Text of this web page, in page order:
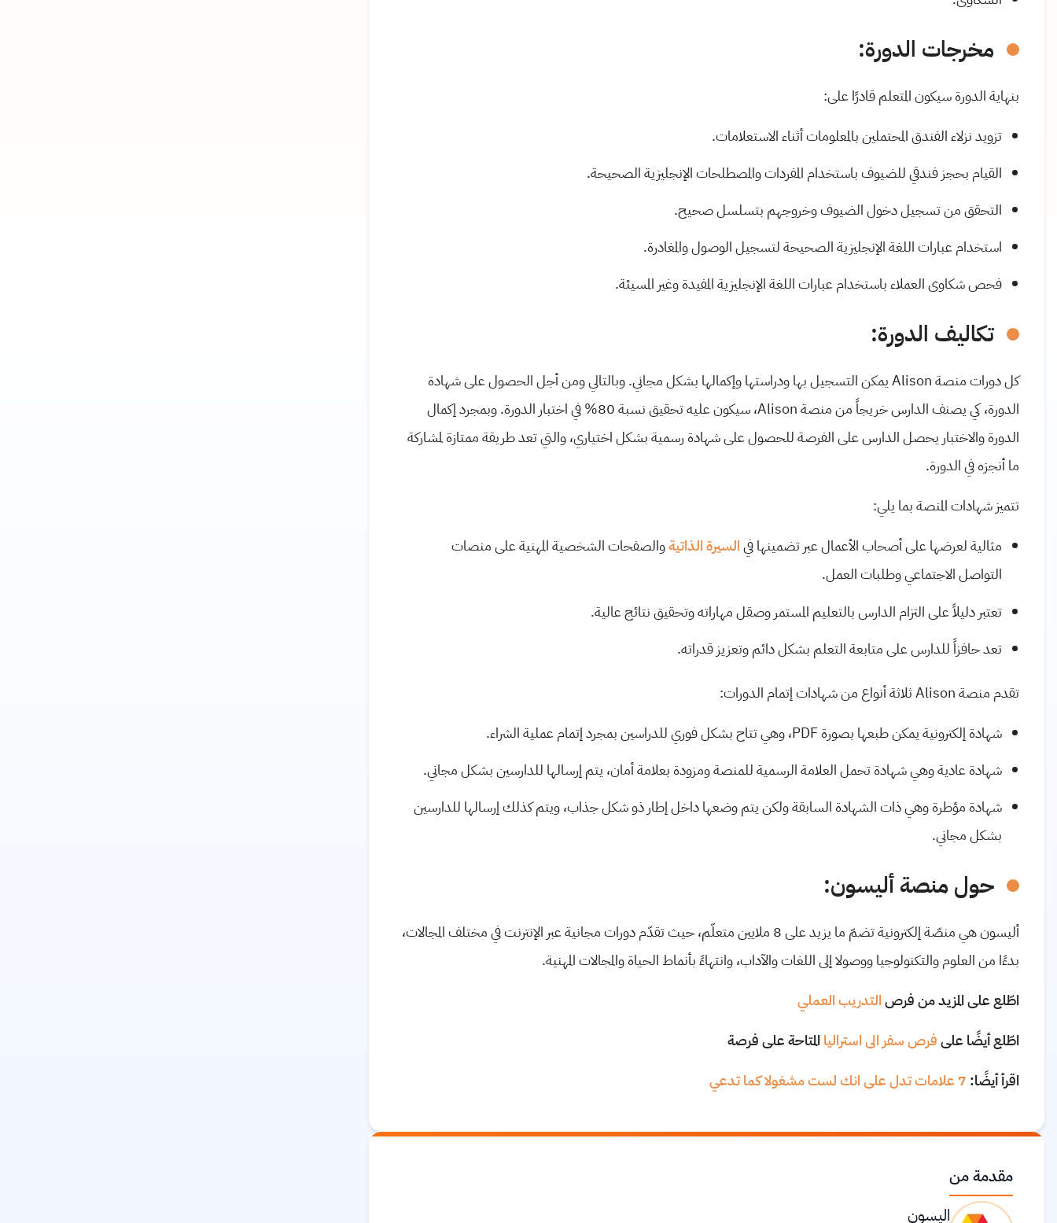
مخرجات الدورة:
بنهاية الدورة سيكون المتعلم قادرًا على:
تزويد نزلاء الفندق المحتملين بالمعلومات أثناء الاستعلامات.
القيام بحجز فندقي للضيوف باستخدام المفردات والمصطلحات الإنجليزية الصحيحة.
التحقق من تسجيل دخول الضيوف وخروجهم بتسلسل صحيح.
استخدام عبارات اللغة الإنجليزية الصحيحة لتسجيل الوصول والمغادرة.
فحص شكاوى العملاء باستخدام عبارات اللغة الإنجليزية المفيدة وغير المسيئة.
تكاليف الدورة:
كل دورات منصة Alison يمكن التسجيل بها ودراستها وإكمالها بشكل مجاني. وبالتالي ومن أجل الحصول على شهادة
الدورة، كي يصنف الدارس خريجاً من منصة Alison، سيكون عليه تحقيق نسبة 80% في اختبار الدورة. وبمجرد إكمال
الدورة والاختبار يحصل الدارس على الفرصة للحصول على شهادة رسمية بشكل اختياري، والتي تعد طريقة ممتازة لمشاركة
ما أنجزه في الدورة.
تتميز شهادات المنصة بما يلي:
مثالية لعرضها على أصحاب الأعمال عبر تضمينها فيالسيرة الذاتيةوالصفحات الشخصية المهنية على منصات
التواصل الاجتماعي وطلبات العمل.
تعتبر دليلاً على التزام الدارس بالتعليم المستمر وصقل مهاراته وتحقيق نتائج عالية.
تعد حافزاً للدارس على متابعة التعلم بشكل دائم وتعزيز قدراته.
تقدم منصة Alison ثلاثة أنواع من شهادات إتمام الدورات:
شهادة إلكترونية يمكن طبعها بصورة PDF، وهي تتاح بشكل فوري للدراسين بمجرد إتمام عملية الشراء.
شهادة عادية وهي شهادة تحمل العلامة الرسمية للمنصة ومزودة بعلامة أمان، يتم إرسالها للدارسين بشكل مجاني.
شهادة مؤطرة وهي ذات الشهادة السابقة ولكن يتم وضعها داخل إطار ذو شكل جذاب، ويتم كذلك إرسالها للدارسين
بشكل مجاني.
حول منصة أليسون:
أليسون هي منصّة إلكترونية تضمّ ما يزيد على 8 ملايين متعلّم، حيث تقدّم دورات مجانية عبر الإنترنت في مختلف المجالات،
بدءًا من العلوم والتكنولوجيا ووصولا إلى اللغات والآداب، وانتهاءً بأنماط الحياة والمجالات المهنية.
اطّلع على المزيد من فرصالتدريب العملي
اطّلع أيضًا علىفرص سفر الى استراليا المتاحة على فرصة
اقرأ أيضًا:
مقدمة من
اليسون